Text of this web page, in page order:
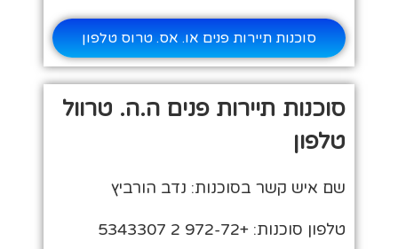
סוכנות תיירות פנים או. אס. טרוס טלפון
סוכנות תיירות פנים ה.ה. טרוול
טלפון
שם איש קשר בסוכנות: נדב הורביץ
טלפון סוכנות: +972-72 2 5343307